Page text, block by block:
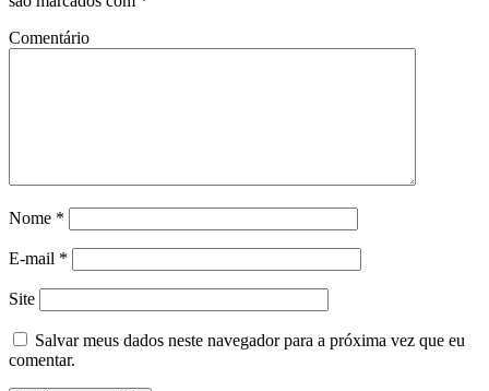
Comentário
Nome *
E-mail *
Site
Salvar meus dados neste navegador para a próxima vez que eu
comentar.